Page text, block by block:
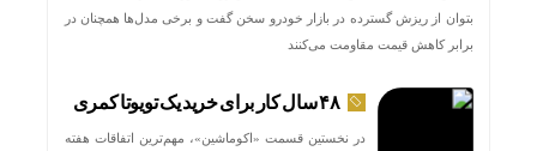
بتوان از ریزش گسترده در بازار خودرو سخن گفت و برخی مدل‌ها همچنان در
برابر کاهش قیمت مقاومت می‌کنند
۴۸ سال کار برای خرید یک تویوتا کمری
در نخستین قسمت «اکوماشین»، مهم‌ترین اتفاقات هفته